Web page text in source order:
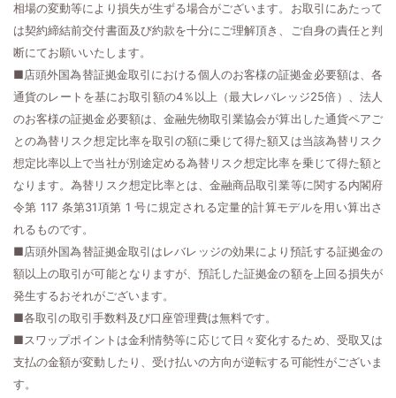
相場の変動等により損失が生ずる場合がございます。お取引にあたって
は契約締結前交付書面及び約款を十分にご理解頂き、ご自身の責任と判
断にてお願いいたします。
■店頭外国為替証拠金取引における個人のお客様の証拠金必要額は、各
通貨のレートを基にお取引額の4％以上（最大レバレッジ25倍）、法人
のお客様の証拠金必要額は、金融先物取引業協会が算出した通貨ペアご
との為替リスク想定比率を取引の額に乗じて得た額又は当該為替リスク
想定比率以上で当社が別途定める為替リスク想定比率を乗じて得た額と
なります。為替リスク想定比率とは、金融商品取引業等に関する内閣府
令第 117 条第31項第 1 号に規定される定量的計算モデルを用い算出さ
れるものです。
■店頭外国為替証拠金取引はレバレッジの効果により預託する証拠金の
額以上の取引が可能となりますが、預託した証拠金の額を上回る損失が
発生するおそれがございます。
■各取引の取引手数料及び口座管理費は無料です。
■スワップポイントは金利情勢等に応じて日々変化するため、受取又は
支払の金額が変動したり、受け払いの方向が逆転する可能性がございま
す。